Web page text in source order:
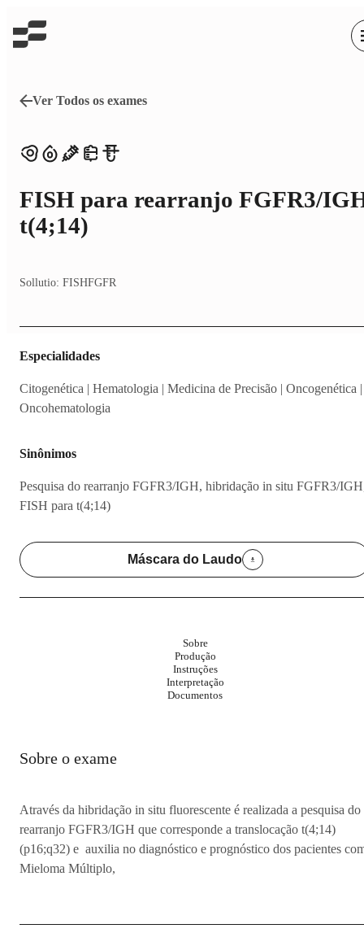
Ver Todos os exames
Sollutio: FISHFGFR
FISH para rearranjo FGFR3/
t(4;14)
Sinônimos
Pesquisa do rearranjo FGFR3/IGH, hibridação in situ FGFR3/
FISH para t(4;14)
Especialidades
Citogenética | Hematologia | Medicina de Precisão | Oncogenética |
Oncohematologia
Máscara do Laudo
Sobre
Produção
Instruções
Interpretação
Documentos
Sobre o exame
Através da hibridação in situ fluorescente é realizada a pesquisa do
rearranjo FGFR3/IGH que corresponde a translocação t(4;14)
(p16;q32) e auxilia no diagnóstico e prognóstico dos pacientes
Mieloma Múltiplo,